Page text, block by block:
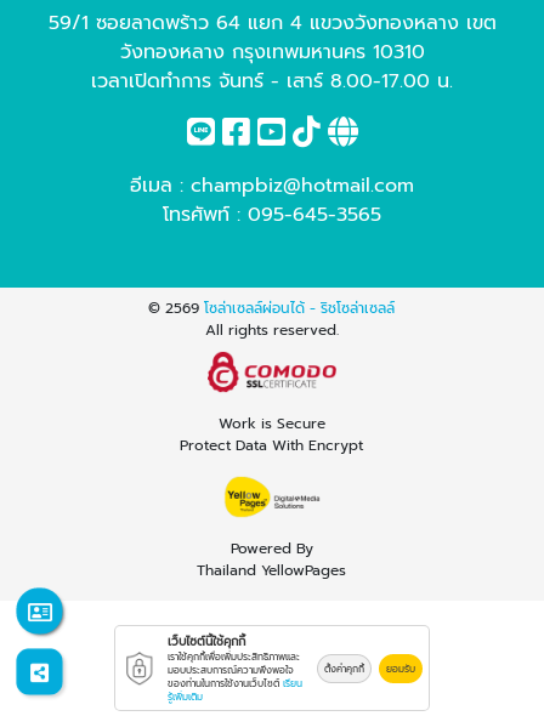
59/1 ซอยลาดพร้าว 64 แยก 4 แขวงวังทองหลาง เขต
วังทองหลาง กรุงเทพมหานคร 10310
เวลาเปิดทำการ จันทร์ - เสาร์ 8.00-17.00 น.
อีเมล : champbiz@hotmail.com
โทรศัพท์ : 095-645-3565
© 2569โซล่าเซลล์ผ่อนได้ - ริชโซล่าเซลล์
All rights reserved.
Work is Secure
Protect Data With Encrypt
Powered By
Thailand YellowPages
เว็บไซต์นี้ใช้คุกกี้
เราใช้คุกกี้เพื่อเพิ่มประสิทธิภาพและ
มอบประสบการณ์ความพึงพอใจ
ของท่านในการใช้งานเว็บไซต์ เรียน
รู้เพิ่มเติม
ตั้งค่าคุกกี้ ยอมรับ